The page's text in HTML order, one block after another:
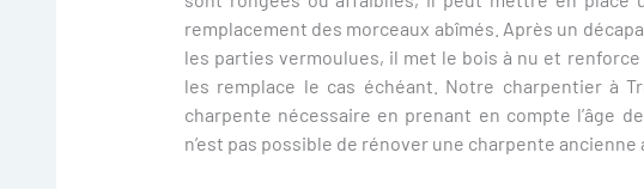
remplacement des morceaux abîmés. Après un
les parties vermoulues, il met le bois à nu et
les remplace le cas échéant. Notre charpentier à
charpente nécessaire en prenant en compte l’âge
n’est pas possible de rénover une charpente